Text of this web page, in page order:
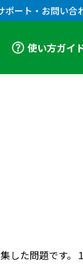
ポート・お問い合
使い方ガイ
した問題です